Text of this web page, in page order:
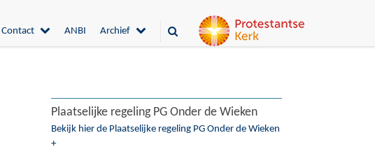
Contact ANBI Archief
Plaatselijke regeling PG Onder de Wieken
Bekijk hier de Plaatselijke regeling PG Onder de Wieken
+